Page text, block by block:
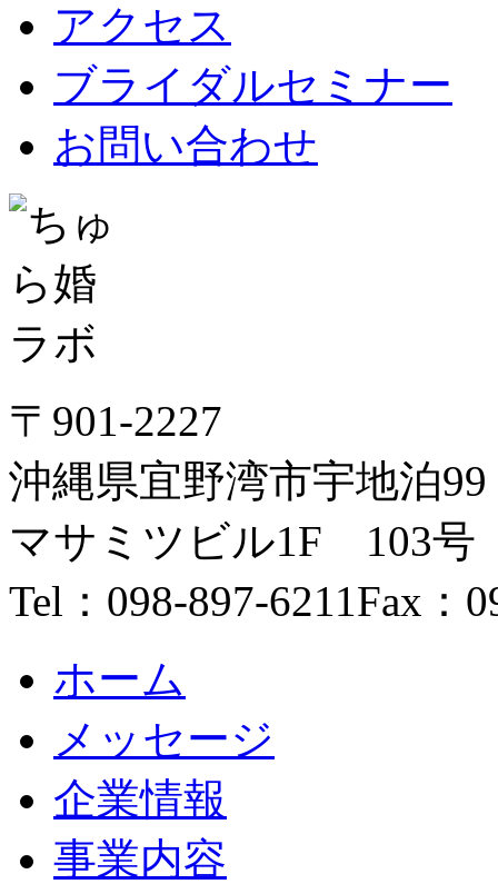
アクセス
ブライダルセミナー
お問い合わせ
〒901-2227
沖縄県宜野湾市宇地泊99
マサミツビル1F 103号
Tel：098-897-6211Fax：
ホーム
メッセージ
企業情報
事業内容